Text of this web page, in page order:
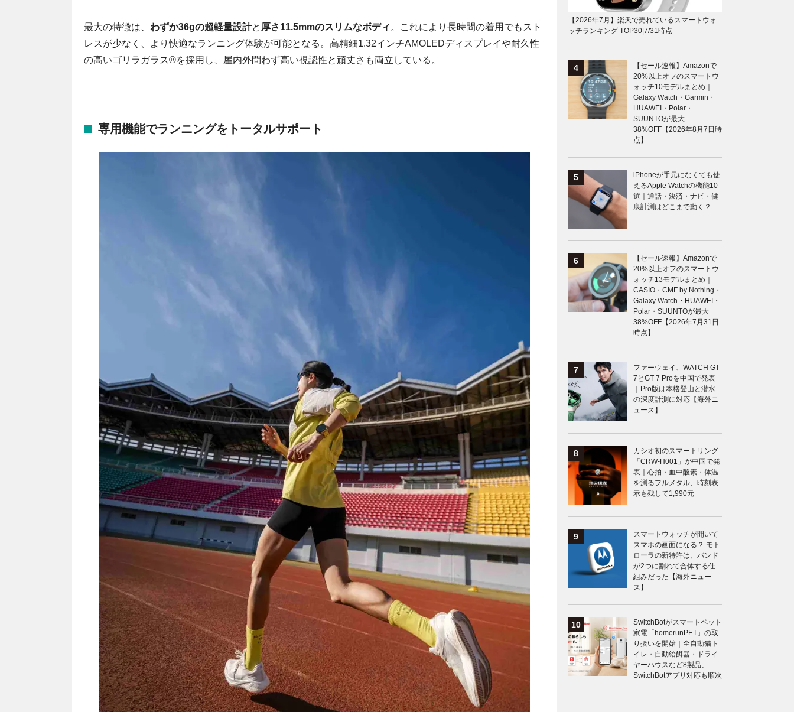
最大の特徴は、 わずか36gの超軽量設計と 厚さ11.5mmのスリムなボディ。これにより長時間の着用でもスト
レスが少なく、より快適なランニング体験が可能となる。高精細1.32インチAMOLEDディスプレイや耐久性
の高いゴリラガラス®を採用し、屋内外問わず高い視認性と頑丈さも両立している。
専用機能でランニングをトータルサポート
【2026年7月】楽天で売れているスマートウォ
ッチランキング TOP30|7/31時点
【セール速報】Amazonで
20%以上オフのスマートウ
ォッチ10モデルまとめ｜
Galaxy Watch・Garmin・
HUAWEI・Polar・
SUUNTOが最大
38%OFF【2026年8月7日時
点】
iPhoneが手元になくても使
えるApple Watchの機能10
選｜通話・決済・ナビ・健
康計測はどこまで動く？
【セール速報】Amazonで
20%以上オフのスマートウ
ォッチ13モデルまとめ｜
CASIO・CMF by Nothing・
Galaxy Watch・HUAWEI・
Polar・SUUNTOが最大
38%OFF【2026年7月31日
時点】
ファーウェイ、WATCH GT
7とGT 7 Proを中国で発表
｜Pro版は本格登山と潜水
の深度計測に対応【海外ニ
ュース】
カシオ初のスマートリング
「CRW-H001」が中国で発
表｜心拍・血中酸素・体温
を測るフルメタル、時刻表
示も残して1,990元
スマートウォッチが開いて
スマホの画面になる？ モト
ローラの新特許は、バンド
が2つに割れて合体する仕
組みだった【海外ニュー
ス】
SwitchBotがスマートペット
家電「homerunPET」の取
り扱いを開始｜全自動猫ト
イレ・自動給餌器・ドライ
ヤーハウスなど8製品、
SwitchBotアプリ対応も順次